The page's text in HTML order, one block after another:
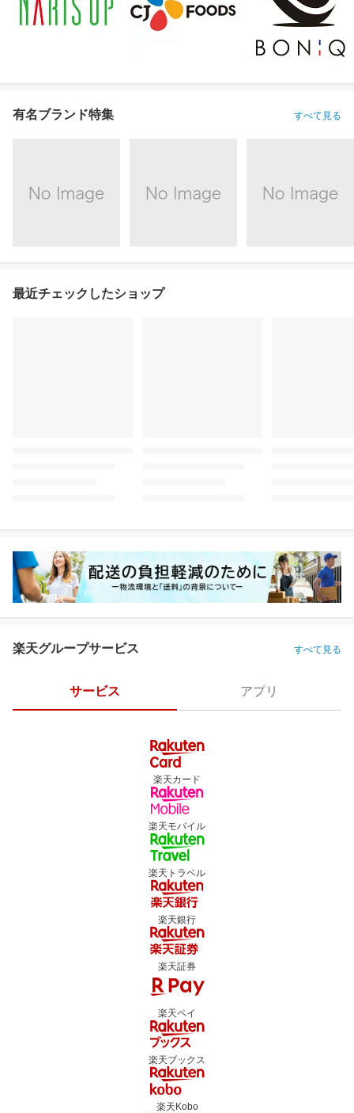
有名ブランド特集 すべて見る
最近チェックしたショップ
楽天グループサービス すべて見る
サービス アプリ
楽天カード
楽天モバイル
楽天トラベル
楽天銀行
楽天証券
楽天ペイ
楽天ブックス
楽天Kobo